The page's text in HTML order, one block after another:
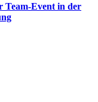
Team-Event in der